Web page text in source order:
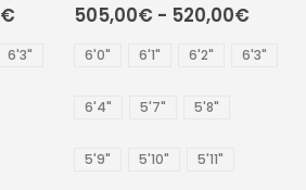
€
6'3"
505,00€ - 520,00€
6'0" 6'1" 6'2" 6'3"
6'4" 5'7" 5'8"
5'9" 5'10" 5'11"